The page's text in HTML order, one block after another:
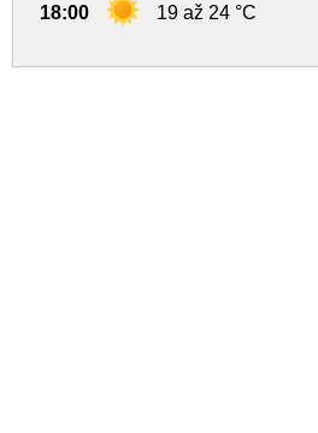
18:00 19 až 24 °C